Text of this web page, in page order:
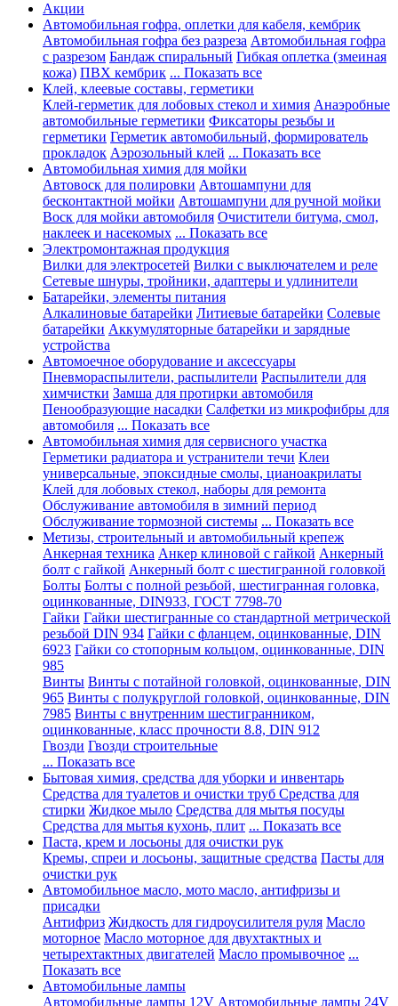
Акции
Автомобильная гофра, оплетки для кабеля, кембрик
Автомобильная гофра без разреза Автомобильная гофра
с разрезом Бандаж спиральный Гибкая оплетка (змеиная
кожа) ПВХ кембрик ... Показать все
Клей, клеевые составы, герметики
Клей-герметик для лобовых стекол и химия Анаэробные
автомобильные герметики Фиксаторы резьбы и
герметики Герметик автомобильный, формирователь
прокладок Аэрозольный клей ... Показать все
Автомобильная химия для мойки
Автовоск для полировки Автошампуни для
бесконтактной мойки Автошампуни для ручной мойки
Воск для мойки автомобиля Очистители битума, смол,
наклеек и насекомых ... Показать все
Электромонтажная продукция
Вилки для электросетей Вилки с выключателем и реле
Сетевые шнуры, тройники, адаптеры и удлинители
Батарейки, элементы питания
Алкалиновые батарейки Литиевые батарейки Солевые
батарейки Аккумуляторные батарейки и зарядные
устройства
Автомоечное оборудование и аксессуары
Пневмораспылители, распылители Распылители для
химчистки Замша для протирки автомобиля
Пенообразующие насадки Салфетки из микрофибры для
автомобиля ... Показать все
Автомобильная химия для сервисного участка
Герметики радиатора и устранители течи Клеи
универсальные, эпоксидные смолы, цианоакрилаты
Клей для лобовых стекол, наборы для ремонта
Обслуживание автомобиля в зимний период
Обслуживание тормозной системы ... Показать все
Метизы, строительный и автомобильный крепеж
Анкерная техника Анкер клиновой с гайкой Анкерный
болт с гайкой Анкерный болт с шестигранной головкой
Болты Болты с полной резьбой, шестигранная головка,
оцинкованные, DIN933, ГОСТ 7798-70
Гайки Гайки шестигранные со стандартной метрической
резьбой DIN 934 Гайки с фланцем, оцинкованные, DIN
6923 Гайки со стопорным кольцом, оцинкованные, DIN
985
Винты Винты с потайной головкой, оцинкованные, DIN
965 Винты с полукруглой головкой, оцинкованные, DIN
7985 Винты с внутренним шестигранником,
оцинкованные, класс прочности 8.8, DIN 912
Гвозди Гвозди строительные
... Показать все
Бытовая химия, средства для уборки и инвентарь
Средства для туалетов и очистки труб Средства для
стирки Жидкое мыло Средства для мытья посуды
Средства для мытья кухонь, плит ... Показать все
Паста, крем и лосьоны для очистки рук
Кремы, спреи и лосьоны, защитные средства Пасты для
очистки рук
Автомобильное масло, мото масло, антифризы и
присадки
Антифриз Жидкость для гидроусилителя руля Масло
моторное Масло моторное для двухтактных и
четырехтактных двигателей Масло промывочное ...
Показать все
Автомобильные лампы
Автомобильные лампы 12V Автомобильные лампы 24V